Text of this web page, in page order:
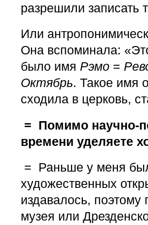
разрешили записать
Или
Она вспоминала:
было имя Рэмо =
Октябрь. Такое имя
сходила в церковь,
= Помимо научно-
времени уделяете
= Раньше у меня
художественных
издавалось, поэтому
музея или